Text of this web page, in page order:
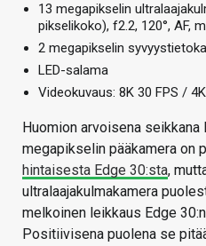
13 megapikselin
pikselikoko), f2.2, 120°, AF,
2 megapikselin
LED-salama
Videokuvaus: 8K 30 FPS /
Huomion arvoisena
megapikselin pääkamera on
hintaisesta Edge 30:sta,
ultralaajakulmakamera
melkoinen leikkaus Edge
Positiivisena puolena se